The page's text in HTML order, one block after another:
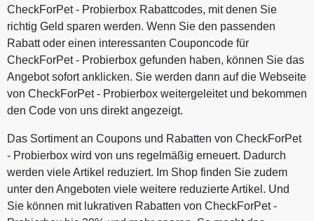
CheckForPet - Probierbox Rabattcodes, mit denen Sie
richtig Geld sparen werden. Wenn Sie den passenden
Rabatt oder einen interessanten Couponcode für
CheckForPet - Probierbox gefunden haben, können Sie das
Angebot sofort anklicken. Sie werden dann auf die Webseite
von CheckForPet - Probierbox weitergeleitet und bekommen
den Code von uns direkt angezeigt.
Das Sortiment an Coupons und Rabatten von CheckForPet
- Probierbox wird von uns regelmäßig erneuert. Dadurch
werden viele Artikel reduziert. Im Shop finden Sie zudem
unter den Angeboten viele weitere reduzierte Artikel. Und
Sie können mit lukrativen Rabatten von CheckForPet -